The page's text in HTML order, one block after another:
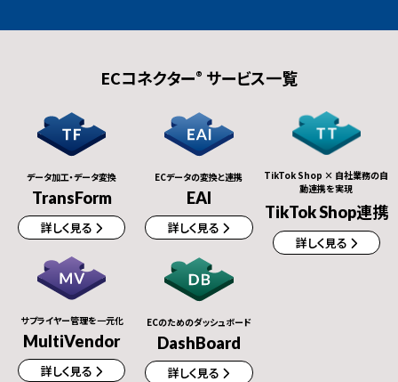
ECコネクター® サービス一覧
データ加工・データ変換
TransForm
詳しく見る
ECデータの変換と連携
EAI
詳しく見る
TikTok Shop × 自社業務の自
動連携を実現
TikTok Shop連携
詳しく見る
サプライヤー管理を一元化
MultiVendor
詳しく見る
ECのためのダッシュボード
DashBoard
詳しく見る